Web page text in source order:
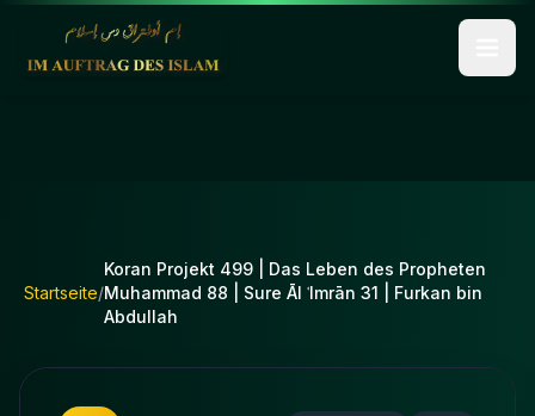
Startseite/
Koran Projekt 499 | Das Leben des Propheten
Muhammad 88 | Sure Āl ʿImrān 31 | Furkan bin
Abdullah